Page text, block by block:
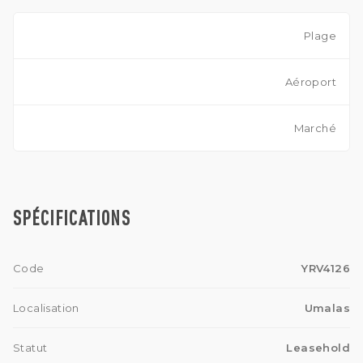
Plage
Aéroport
Marché
SPÉCIFICATIONS
Code YRV4126
Localisation Umalas
Statut Leasehold